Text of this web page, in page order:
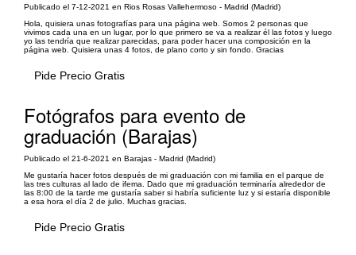
Publicado el 7-12-2021 en Rios Rosas Vallehermoso - Madrid (Madrid)
Hola, quisiera unas fotografías para una página web. Somos 2 personas que
vivimos cada una en un lugar, por lo que primero se va a realizar él las fotos y luego
yo las tendría que realizar parecidas, para poder hacer una composición en la
página web. Quisiera unas 4 fotos, de plano corto y sin fondo. Gracias
Pide Precio Gratis
Fotógrafos para evento de
graduación (Barajas)
Publicado el 21-6-2021 en Barajas - Madrid (Madrid)
Me gustaría hacer fotos después de mi graduación con mi familia en el parque de
las tres culturas al lado de ifema. Dado que mi graduación terminaría alrededor de
las 8:00 de la tarde me gustaría saber si habría suficiente luz y si estaría disponible
a esa hora el día 2 de julio. Muchas gracias.
Pide Precio Gratis